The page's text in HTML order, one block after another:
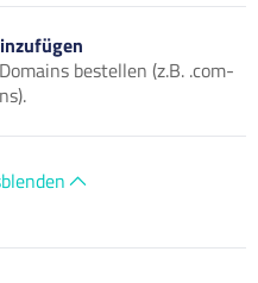
bestellen (z.B. .com-